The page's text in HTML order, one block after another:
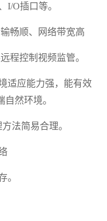
I/O插口等。
畅顺、网络带宽高
程控制视频监管。
适应能力强，能有效
然环境。
法简易合理。
。